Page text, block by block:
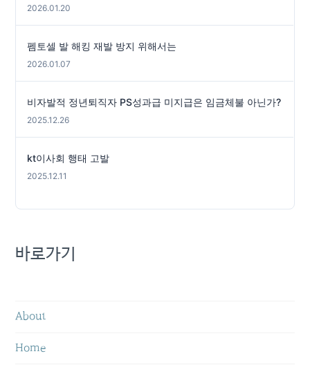
2026.01.20
펨토셀 발 해킹 재발 방지 위해서는
2026.01.07
비자발적 정년퇴직자 PS성과급 미지급은 임금체불 아닌가?
2025.12.26
kt이사회 행태 고발
2025.12.11
바로가기
About
Home